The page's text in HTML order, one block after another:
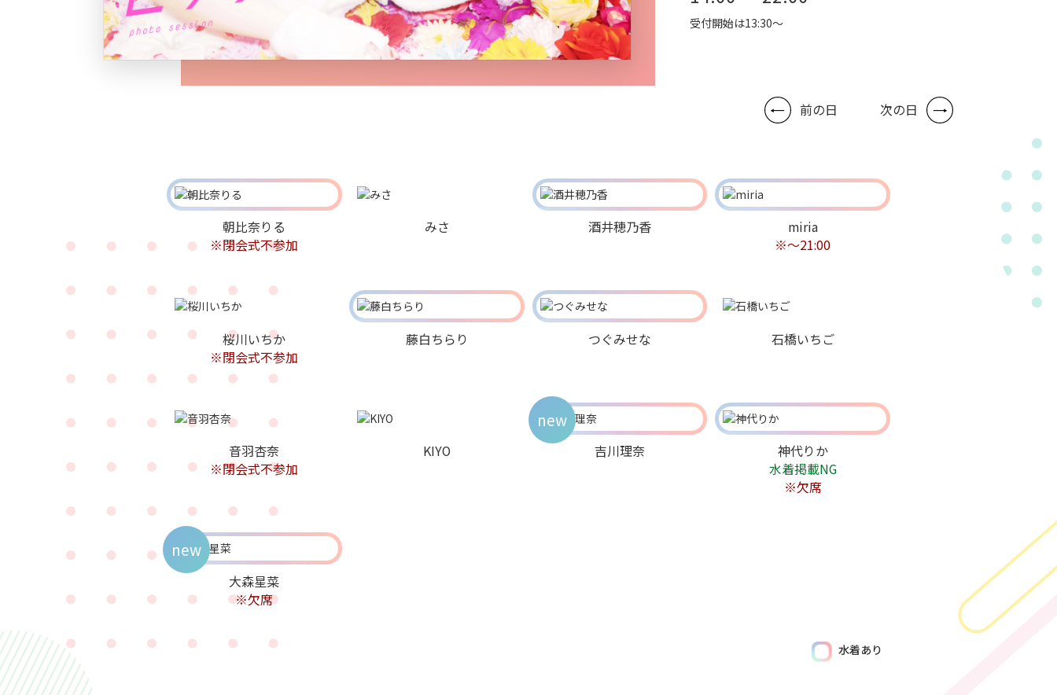
受付開始は13:30～
前の日 次の日
朝比奈りる
※閉会式不参加
みさ 酒井穂乃香
miria
※～21:00
桜川いちか
※閉会式不参加
藤白ちらり つぐみせな 石橋いちご
音羽杏奈
※閉会式不参加
KIYO 吉川理奈
new
神代りか
水着掲載NG
※欠席
大森星菜
※欠席
new
水着あり